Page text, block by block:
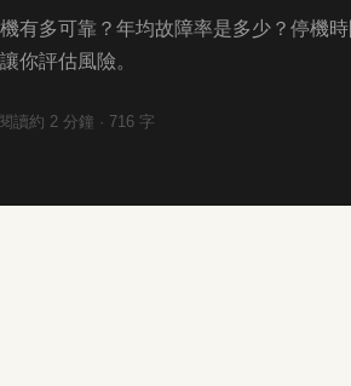
有多可靠？年均故障率是多少？停機
你評估風險。
閱讀約 2 分鐘 · 716 字